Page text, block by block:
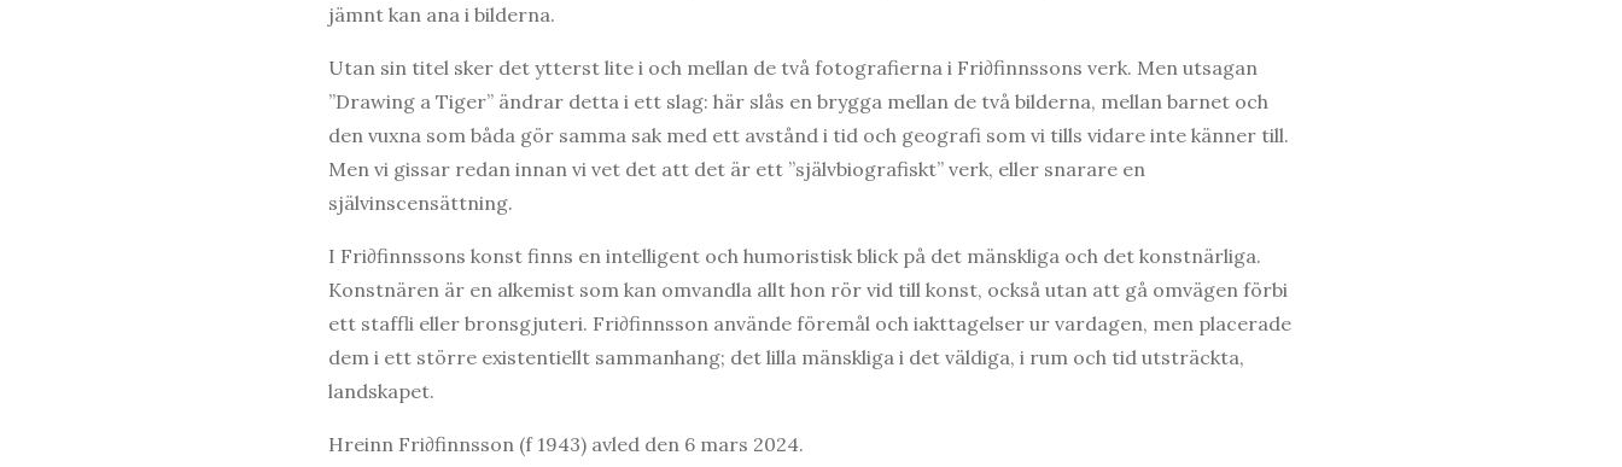
jämnt kan ana i bilderna.
Utan sin titel sker det ytterst lite i och mellan de två fotografierna i Fri∂finnssons verk. Men utsagan
”Drawing a Tiger” ändrar detta i ett slag: här slås en brygga mellan de två bilderna, mellan barnet och
den vuxna som båda gör samma sak med ett avstånd i tid och geografi som vi tills vidare inte känner till.
Men vi gissar redan innan vi vet det att det är ett ”självbiografiskt” verk, eller snarare en
självinscensättning.
I Fri∂finnssons konst finns en intelligent och humoristisk blick på det mänskliga och det konstnärliga.
Konstnären är en alkemist som kan omvandla allt hon rör vid till konst, också utan att gå omvägen förbi
ett staffli eller bronsgjuteri. Fri∂finnsson använde föremål och iakttagelser ur vardagen, men placerade
dem i ett större existentiellt sammanhang; det lilla mänskliga i det väldiga, i rum och tid utsträckta,
landskapet.
Hreinn Fri∂finnsson (f 1943) avled den 6 mars 2024.